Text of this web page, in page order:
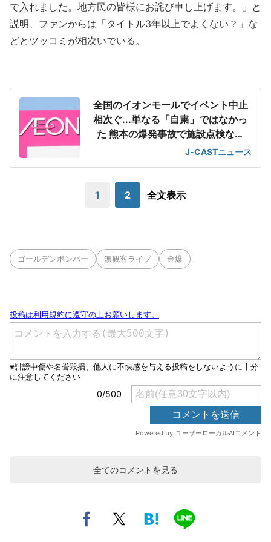
で入れました。地方民の皆様にお詫び申し上げます。」と
説明、ファンからは「タイトル3年以上でよくない？」な
どとツッコミが相次いでいる。
全国のイオンモールでイベント中止
相次ぐ...単なる「自粛」ではなかっ
た 熊本の爆発事故で施設点検など
「各対応に注力」J-CASTニュース
1 2 全文表示
ゴールデンボンバー 無観客ライブ 金爆
全てのコメントを見る